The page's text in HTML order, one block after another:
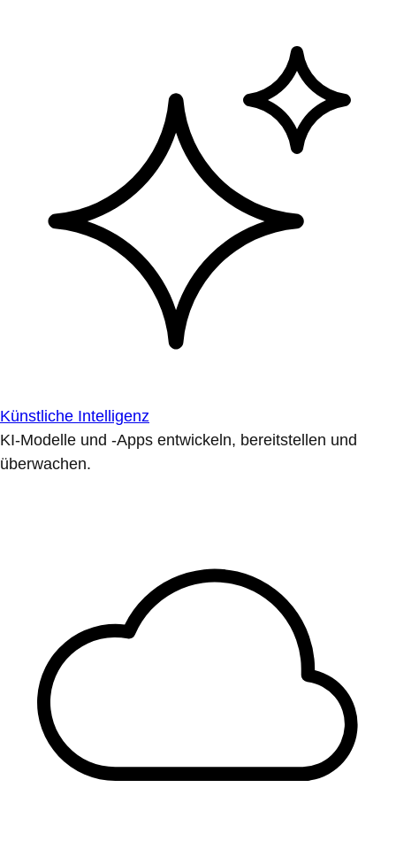
Künstliche Intelligenz
KI-Modelle und -Apps entwickeln, bereitstellen und
überwachen.